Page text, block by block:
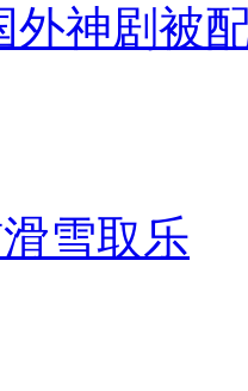
外神剧被
雪取乐